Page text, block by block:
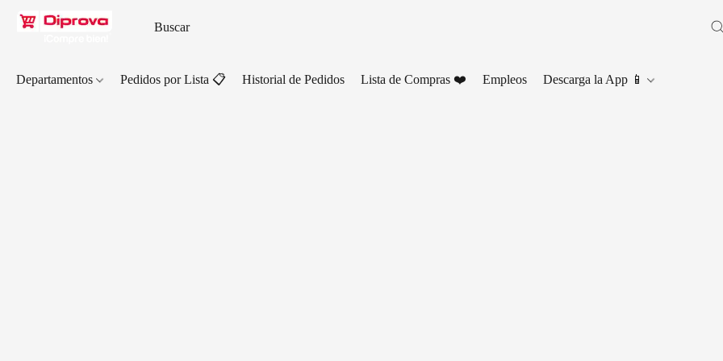
Departamentos Pedidos por Lista 📋 Historial de Pedidos Lista de Compras ❤️ Empleos Descarga la App 📱